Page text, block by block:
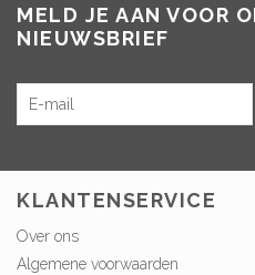
MELD JE AAN VOOR
NIEUWSBRIEF
KLANTENSERVICE
Over ons
Algemene voorwaarden